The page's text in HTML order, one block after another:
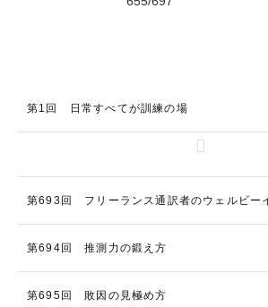
第1回 日常すべてが訓練の場
第693回 フリーランス通訳者のウェルビー
第694回 推測力の鍛え方
第695回 敗因の見極め方